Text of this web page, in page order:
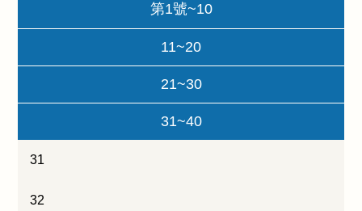
第1號~10
11~20
21~30
31~40
31
32